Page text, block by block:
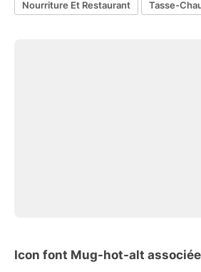
Nourriture Et Restaurant
Tasse-
Icon font Mug-hot-alt associée